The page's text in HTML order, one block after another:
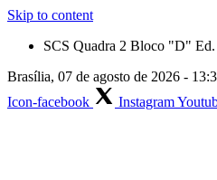
Skip to content
SCS Quadra 2 Bloco "D"
Brasília, 07 de agosto de 2026 -
Icon-facebook
Instagram